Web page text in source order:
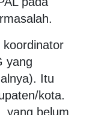
yang
Itu
kota.
yang belum